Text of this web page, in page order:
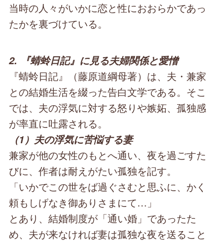
当時の人々がいかに恋と性におおらかであっ
たかを裏づけている。
2. 『蜻蛉日記』に見る夫婦関係と愛憎
『蜻蛉日記』（藤原道綱母著）は、夫・兼家
との結婚生活を綴った告白文学である。そこ
では、夫の浮気に対する怒りや嫉妬、孤独感
が率直に吐露される。
（1）夫の浮気に苦悩する妻
兼家が他の女性のもとへ通い、夜を過ごすた
びに、作者は耐えがたい孤独を記す。
「いかでこの世をば過ぐさむと思ふに、かく
頼もしげなき御ありさまにて…」
とあり、結婚制度が「通い婚」であったた
め、夫が来なければ妻は孤独な夜を送ること